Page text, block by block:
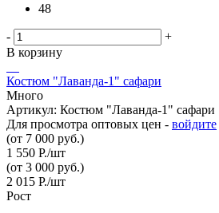
48
-
+
В корзину
Костюм "Лаванда-1" сафари
Много
Артикул: Костюм "Лаванда-1" сафари
Для просмотра оптовых цен - войдите
(от 7 000 руб.)
1 550 Р./шт
(от 3 000 руб.)
2 015 Р./шт
Рост